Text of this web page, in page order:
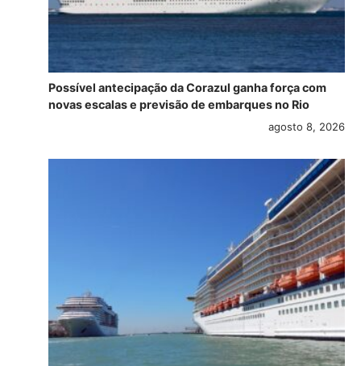
Possível antecipação da Corazul ganha força com
novas escalas e previsão de embarques no Rio
agosto 8, 2026